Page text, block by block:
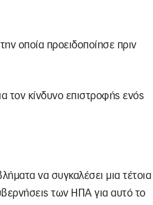
οποία προειδοποίησε πριν
τον κίνδυνο επιστροφής ενός
να συγκαλέσει μια τέτοια
των ΗΠΑ για αυτό το